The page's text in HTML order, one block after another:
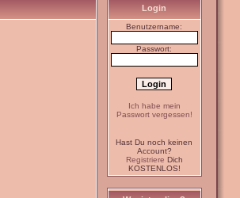
Login
Benutzername:
Passwort:
Ich habe mein
Passwort vergessen!
Hast Du noch keinen
Account?
Registriere Dich
KOSTENLOS!